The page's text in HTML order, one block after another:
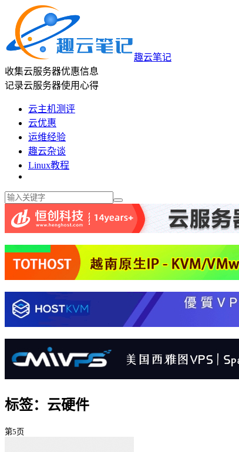
趣云笔记
收集云服务器优惠信息
记录云服务器使用心得
云主机测评
云优惠
运维经验
趣云杂谈
Linux教程
标签：云硬件
第5页